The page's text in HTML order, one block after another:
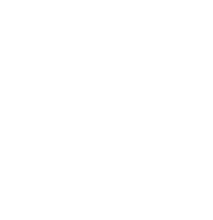
Software
Alguns Serviços
– DEFINIÇÕES
em modo de teste. Essas